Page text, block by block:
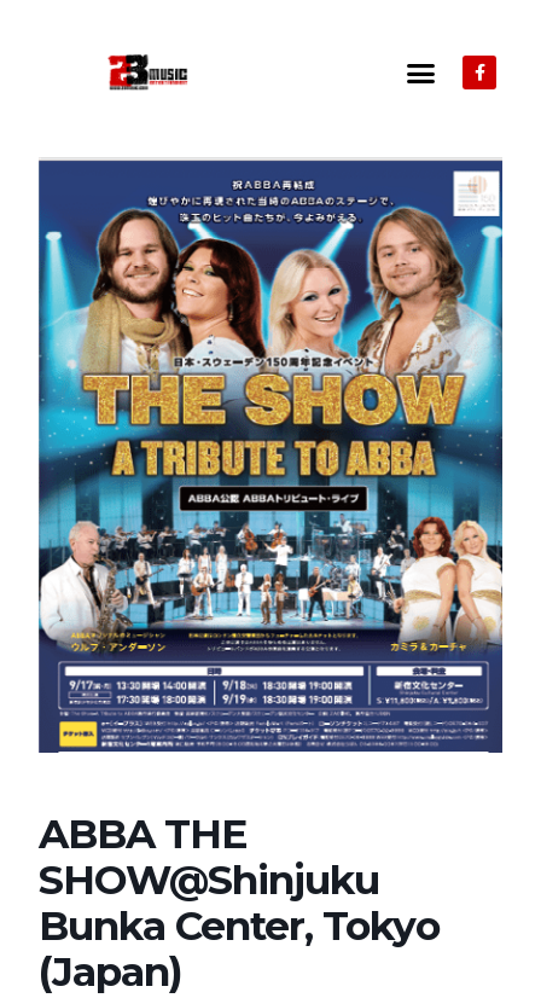
ABBA THE
SHOW@Shinjuku
Bunka Center, Tokyo
(Japan)